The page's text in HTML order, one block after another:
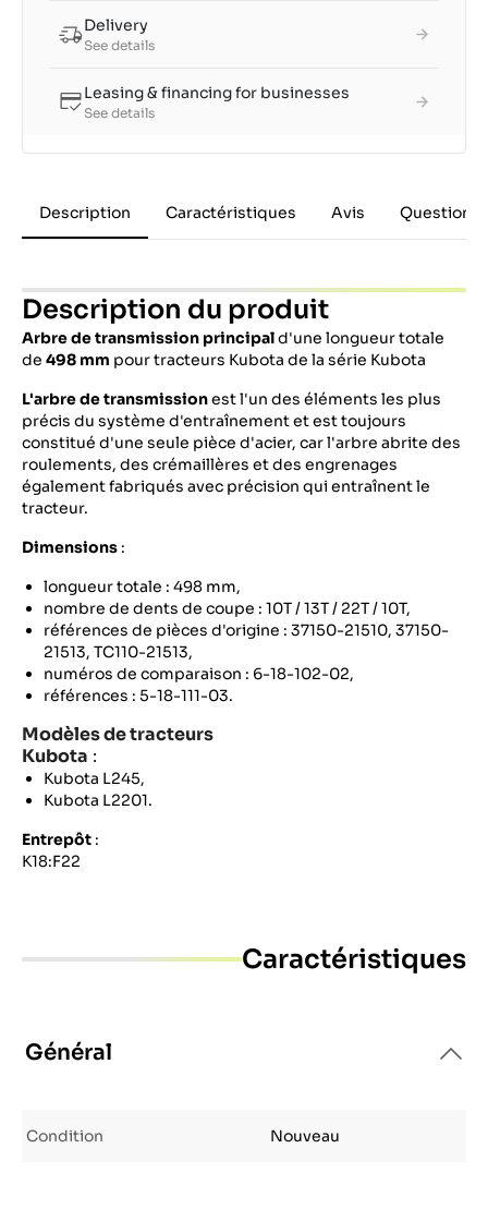
Delivery
See details
Leasing & financing for businesses
See details
Description Caractéristiques Avis Questions
Description du produit
Arbre de transmission principald'une longueur totale
de 498 mm pour tracteurs Kubota de la série Kubota
L'arbre de transmissionest l'un des éléments les plus
précis du système d'entraînement et est toujours
constitué d'une seule pièce d'acier, car l'arbre abrite des
roulements, des crémaillères et des engrenages
également fabriqués avec précision qui entraînent le
tracteur.
Dimensions :
longueur totale : 498 mm,
nombre de dents de coupe : 10T / 13T / 22T / 10T,
références de pièces d'origine : 37150-21510, 37150-
21513, TC110-21513,
numéros de comparaison : 6-18-102-02,
références : 5-18-111-03.
Modèles de tracteurs
Kubota :
Kubota L245,
Kubota L2201.
Entrepôt :
K18:F22
Caractéristiques
Général
Condition Nouveau